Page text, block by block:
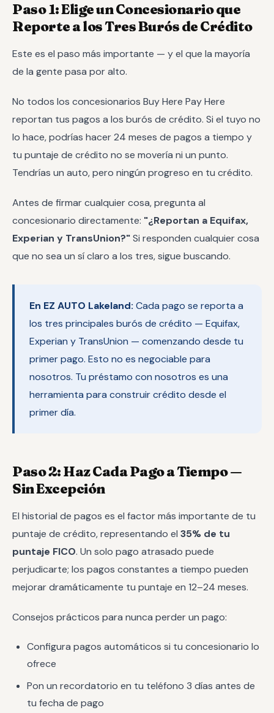
Paso 1: Elige un Concesionario que
Reporte a los Tres Burós de Crédito
Este es el paso más importante — y el que la mayoría
de la gente pasa por alto.
No todos los concesionarios Buy Here Pay Here
reportan tus pagos a los burós de crédito. Si el tuyo no
lo hace, podrías hacer 24 meses de pagos a tiempo y
tu puntaje de crédito no se movería ni un punto.
Tendrías un auto, pero ningún progreso en tu crédito.
Antes de firmar cualquier cosa, pregunta al
concesionario directamente: "¿Reportan a Equifax,
Experian y TransUnion?"Si responden cualquier cosa
que no sea un sí claro a los tres, sigue buscando.
En EZ AUTO Lakeland: Cada pago se reporta a
los tres principales burós de crédito — Equifax,
Experian y TransUnion — comenzando desde tu
primer pago. Esto no es negociable para
nosotros. Tu préstamo con nosotros es una
herramienta para construir crédito desde el
primer día.
Paso 2: Haz Cada Pago a Tiempo —
Sin Excepción
El historial de pagos es el factor más importante de tu
puntaje de crédito, representando el 35% de tu
puntaje FICO. Un solo pago atrasado puede
perjudicarte; los pagos constantes a tiempo pueden
mejorar dramáticamente tu puntaje en 12–24 meses.
Consejos prácticos para nunca perder un pago:
Configura pagos automáticos si tu concesionario lo
ofrece
Pon un recordatorio en tu teléfono 3 días antes de
tu fecha de pago